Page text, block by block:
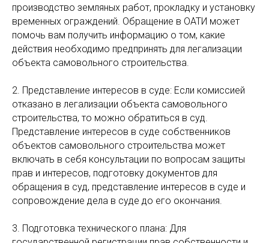
производство земляных работ, прокладку и установку
временных ограждений. Обращение в ОАТИ может
помочь вам получить информацию о том, какие
действия необходимо предпринять для легализации
объекта самовольного строительства.
2. Представление интересов в суде: Если комиссией
отказано в легализации объекта самовольного
строительства, то можно обратиться в суд.
Представление интересов в суде собственников
объектов самовольного строительства может
включать в себя консультации по вопросам защиты
прав и интересов, подготовку документов для
обращения в суд, представление интересов в суде и
сопровождение дела в суде до его окончания.
3. Подготовка технического плана: Для